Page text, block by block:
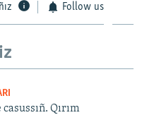
Follow us
Qırım